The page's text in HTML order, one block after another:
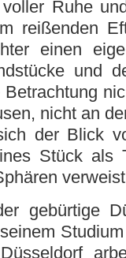
Ruhe
reißenden
einen
und
nicht an
der Blick
Stück als
gebürtige